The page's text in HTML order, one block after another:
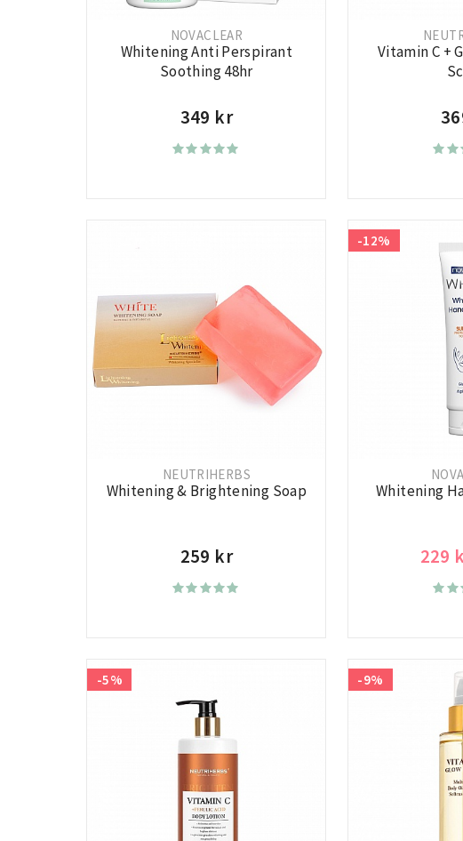
NOVACLEAR
Whitening Anti Perspirant
Soothing 48hr
349 kr
Vitamin C +
NEUTRIHERBS
Whitening & Brightening Soap
259 kr
-12%
Whitening
229
-5% -9%